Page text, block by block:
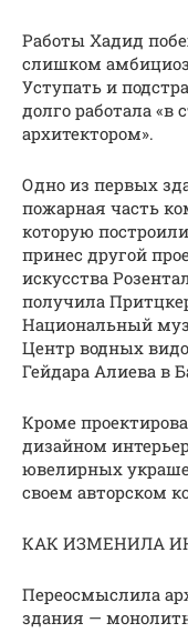
Работы Хадид
слишком
Уступать и
долго работала «в
архитектором».
Одно из первых
пожарная часть
которую
принес другой
искусства
получила
Национальный
Центр водных
Гейдара Алиева в
Кроме
дизайном
ювелирных
своем авторском
КАК ИЗМЕНИЛА
Переосмыслила
здания —